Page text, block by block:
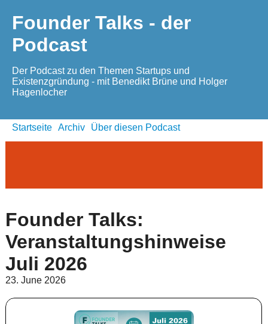
Founder Talks - der
Podcast
Der Podcast zu den Themen Startups und
Existenzgründung - mit Benedikt Brüne und Holger
Hagenlocher
Startseite Archiv Über diesen Podcast
Founder Talks:
Veranstaltungshinweise
Juli 2026
23. June 2026